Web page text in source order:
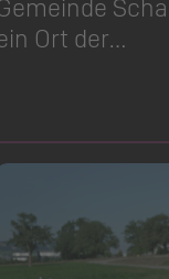
Ort der…